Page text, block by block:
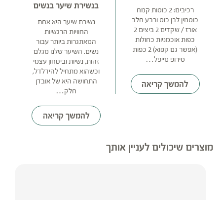
רכיבים: 2 כוסות קמח
כוסמין לבן כוס ורבע חלב
אורז / שקדים 2 ביצים 2
כפות אוכמניות כחולות
(אפשר גם קפוא) 2 כפות
סירופ מייפל…
להמשך קריאה
בנשירת שיער בנשים
נשירת שיער היא אחת
החוויות הרגשיות
המאתגרות ביותר עבור
נשים. השיער שלנו מגלם
זהות, נשיות וביטחון עצמי
וכשהוא מתחיל להידלדל,
התחושה היא של אובדן
חלק…
להמשך קריאה
מוצרים שיכולים לעניין אותך